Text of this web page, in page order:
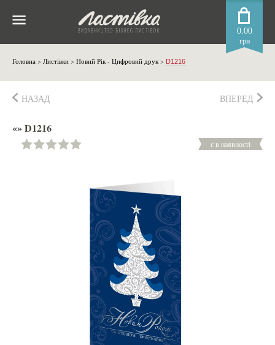
0.00
грн
Головна > Листівки > Новий Рік - Цифровий друк> D1216
НАЗАД ВПЕРЕД
«» D1216
є в наявності